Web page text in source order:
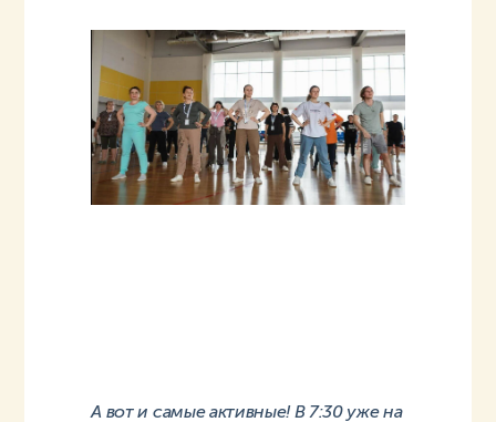
А вот и самые активные! В 7:30 уже на